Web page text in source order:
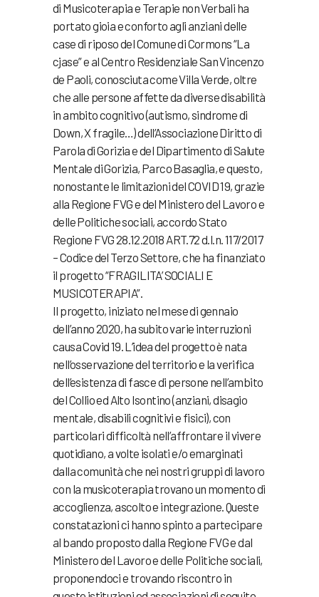
di Musicoterapia e Terapie non Verbali ha
portato gioia e conforto agli anziani delle
case di riposo del Comune di Cormons “La
cjase” e al Centro Residenziale San Vincenzo
de Paoli, conosciuta come Villa Verde, oltre
che alle persone affette da diverse disabilità
in ambito cognitivo (autismo, sindrome di
Down, X fragile…) dell’Associazione Diritto di
Parola di Gorizia e del Dipartimento di Salute
Mentale di Gorizia, Parco Basaglia, e questo,
nonostante le limitazioni del COVID 19, grazie
alla Regione FVG e del Ministero del Lavoro e
delle Politiche sociali, accordo Stato
Regione FVG 28.12.2018 ART.72 d.l.n. 117/2017
– Codice del Terzo Settore, che ha finanziato
il progetto “FRAGILITA’ SOCIALI E
MUSICOTERAPIA”.
Il progetto, iniziato nel mese di gennaio
dell’anno 2020, ha subito varie interruzioni
causa Covid 19. L’idea del progetto è nata
nell’osservazione del territorio e la verifica
dell’esistenza di fasce di persone nell’ambito
del Collio ed Alto Isontino (anziani, disagio
mentale, disabili cognitivi e fisici), con
particolari difficoltà nell’affrontare il vivere
quotidiano, a volte isolati e/o emarginati
dalla comunità che nei nostri gruppi di lavoro
con la musicoterapia trovano un momento di
accoglienza, ascolto e integrazione. Queste
constatazioni ci hanno spinto a partecipare
al bando proposto dalla Regione FVG e dal
Ministero del Lavoro e delle Politiche sociali,
proponendoci e trovando riscontro in